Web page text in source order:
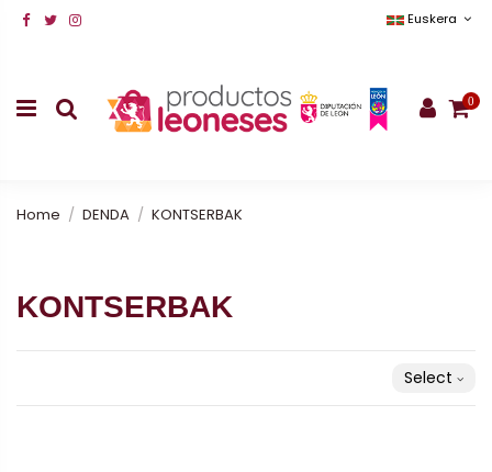
Euskera
0
Home DENDA KONTSERBAK
KONTSERBAK
Select